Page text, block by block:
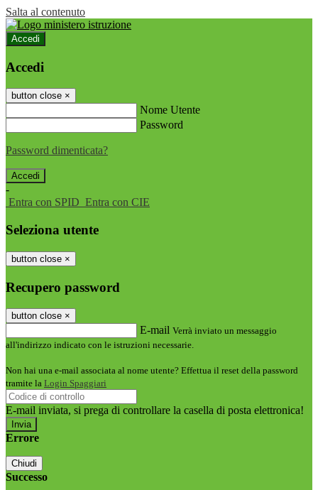
Salta al contenuto
Accedi
Accedi
button close ×
Nome Utente
Password
Password dimenticata?
-
Entra con SPID Entra con CIE
Seleziona utente
button close ×
Recupero password
button close ×
E-mail Verrà inviato un messaggio
all'indirizzo indicato con le istruzioni necessarie.
Non hai una e-mail associata al nome utente? Effettua il reset della password
tramite la Login Spaggiari
E-mail inviata, si prega di controllare la casella di posta elettronica!
Errore
Chiudi
Successo